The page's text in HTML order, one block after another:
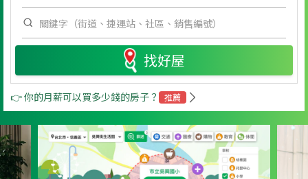
找好屋
👉 你的月薪可以買多少錢的房子？ 推薦